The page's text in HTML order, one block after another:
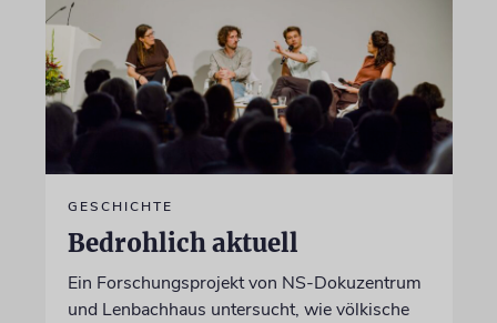
GESCHICHTE
Bedrohlich aktuell
Ein Forschungsprojekt von NS-Dokuzentrum
und Lenbachhaus untersucht, wie völkische